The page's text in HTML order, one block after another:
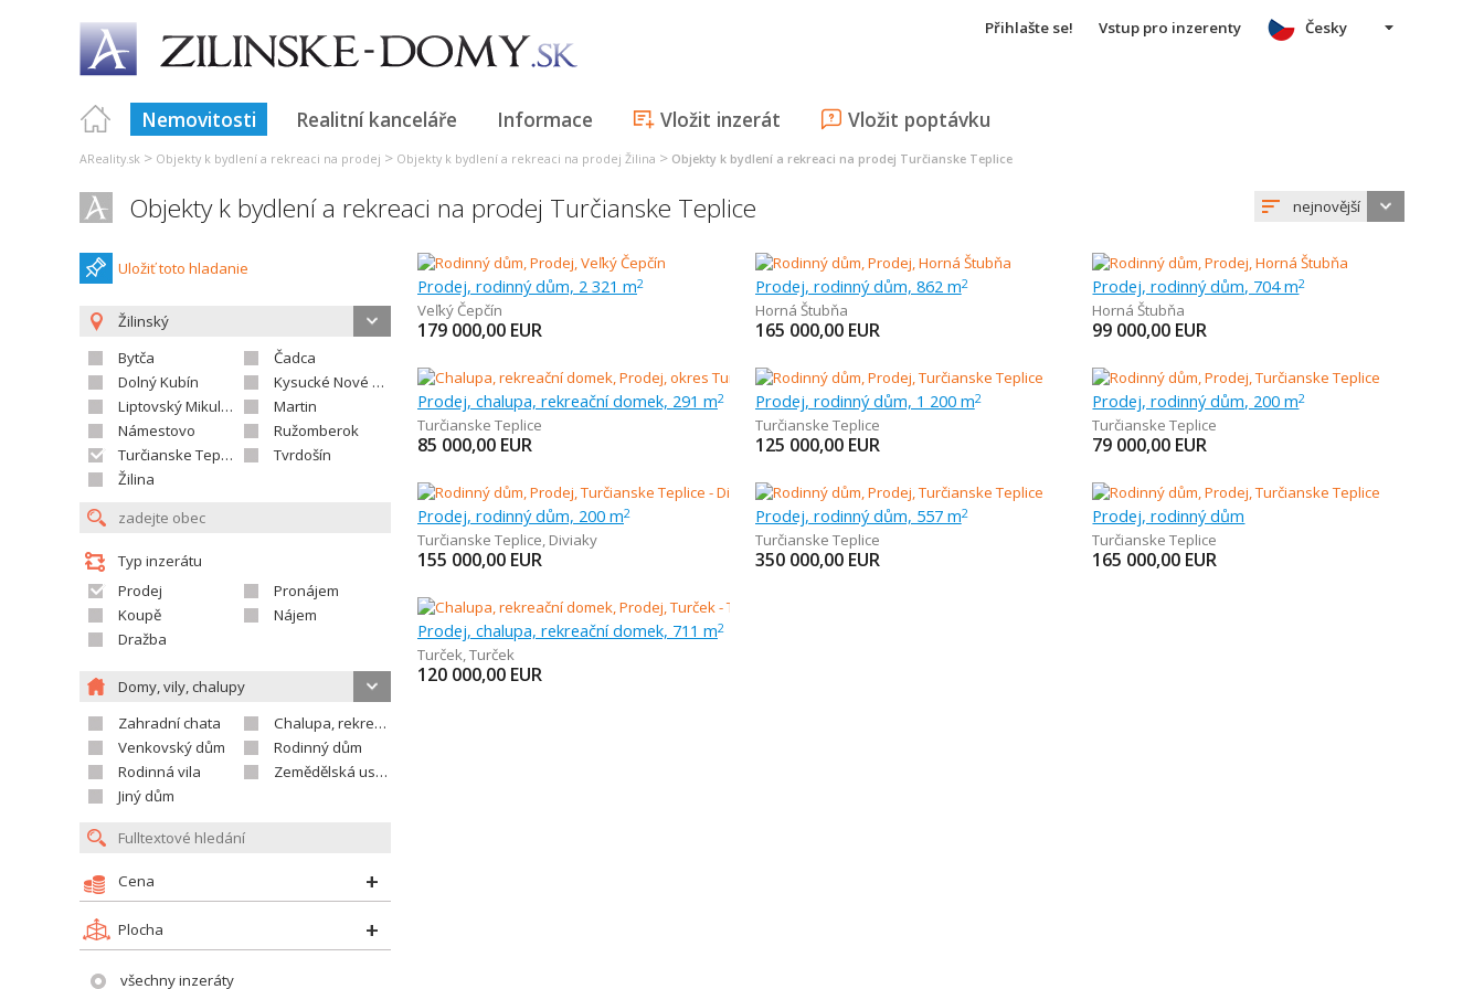
Přihlašte se! Vstup pro inzerenty
Nemovitosti Realitní kanceláře Informace Vložit inzerát Vložit poptávku
Česky
AReality.sk > Objekty k bydlení a rekreaci na prodej > Objekty k bydlení a rekreaci na prodej Žilina > Objekty k bydlení a rekreaci na prodej Turčianske Teplice
Objekty k bydlení a rekreaci na prodej Turčianske Teplice nejnovější
Uložiť toto hladanie
Žilinský
Bytča
Čadca
Dolný Kubín
Kysucké Nové Mesto
Liptovský Mikuláš
Martin
Námestovo
Ružomberok
Turčianske Teplice
Tvrdošín
Žilina
Typ inzerátu
Prodej
Pronájem
Koupě
Nájem
Dražba
Domy, vily, chalupy
Zahradní chata
Chalupa, rekreační domek
Venkovský dům
Rodinný dům
Rodinná vila
Zemědělská usedlost
Jiný dům
Cena
Plocha
všechny inzeráty
Prodej, rodinný dům, 2 321 m2
Veľký Čepčín
179 000,00 EUR
Prodej, rodinný dům, 862 m2
Horná Štubňa
165 000,00 EUR
Prodej, rodinný dům, 704 m2
Horná Štubňa
99 000,00 EUR
Prodej, chalupa, rekreační domek, 291 m2
Turčianske Teplice
85 000,00 EUR
Prodej, rodinný dům, 1 200 m2
Turčianske Teplice
125 000,00 EUR
Prodej, rodinný dům, 200 m2
Turčianske Teplice
79 000,00 EUR
Prodej, rodinný dům, 200 m2
Turčianske Teplice, Diviaky
155 000,00 EUR
Prodej, rodinný dům, 557 m2
Turčianske Teplice
350 000,00 EUR
Prodej, rodinný dům
Turčianske Teplice
165 000,00 EUR
Prodej, chalupa, rekreační domek, 711 m2
Turček,Turček
120 000,00 EUR